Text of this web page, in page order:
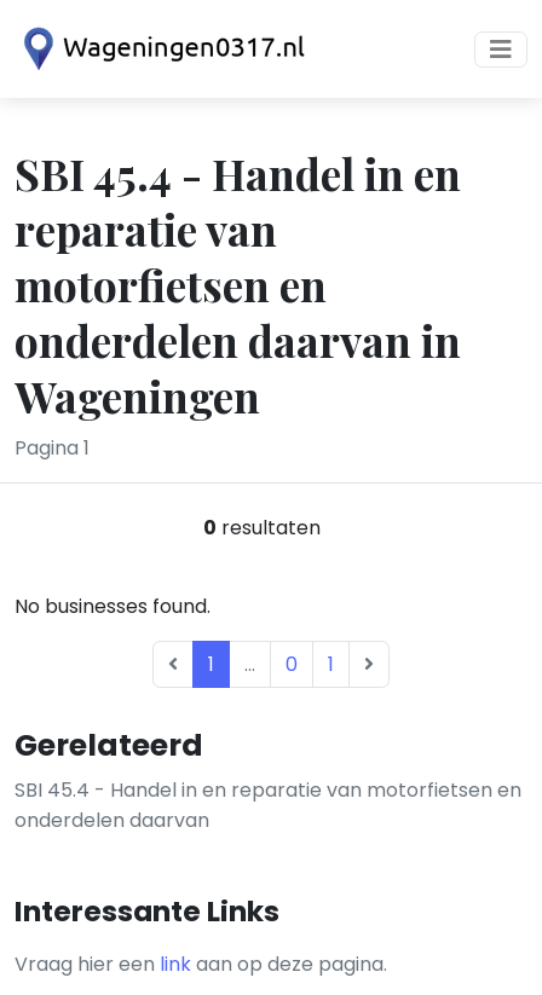
SBI 45.4 - Handel in en
reparatie van
motorfietsen en
onderdelen daarvan in
Wageningen
Pagina 1
Gerelateerd
SBI 45.4 - Handel in en reparatie van motorfietsen en
onderdelen daarvan
Interessante Links
Vraag hier een linkaan op deze pagina.
0 resultaten
No businesses found.
1 ... 0 1